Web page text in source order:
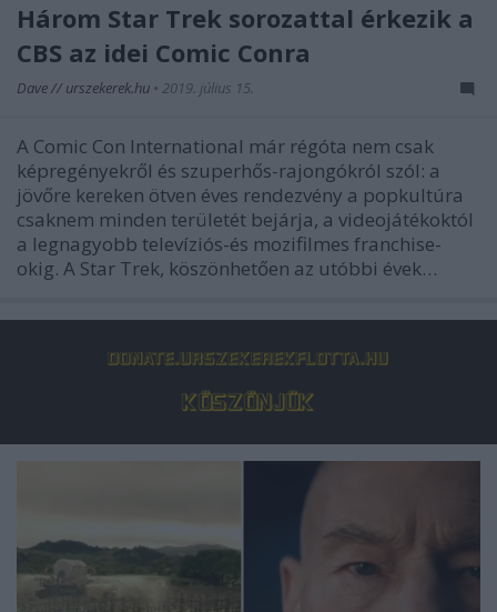
Három Star Trek sorozattal érkezik a
CBS az idei Comic Conra
Dave // urszekerek.hu • 2019. július 15.
A Comic Con International már régóta nem csak
képregényekről és szuperhős-rajongókról szól: a
jövőre kereken ötven éves rendezvény a popkultúra
csaknem minden területét bejárja, a videojátékoktól
a legnagyobb televíziós-és mozifilmes franchise-
okig. A Star Trek, köszönhetően az utóbbi évek…